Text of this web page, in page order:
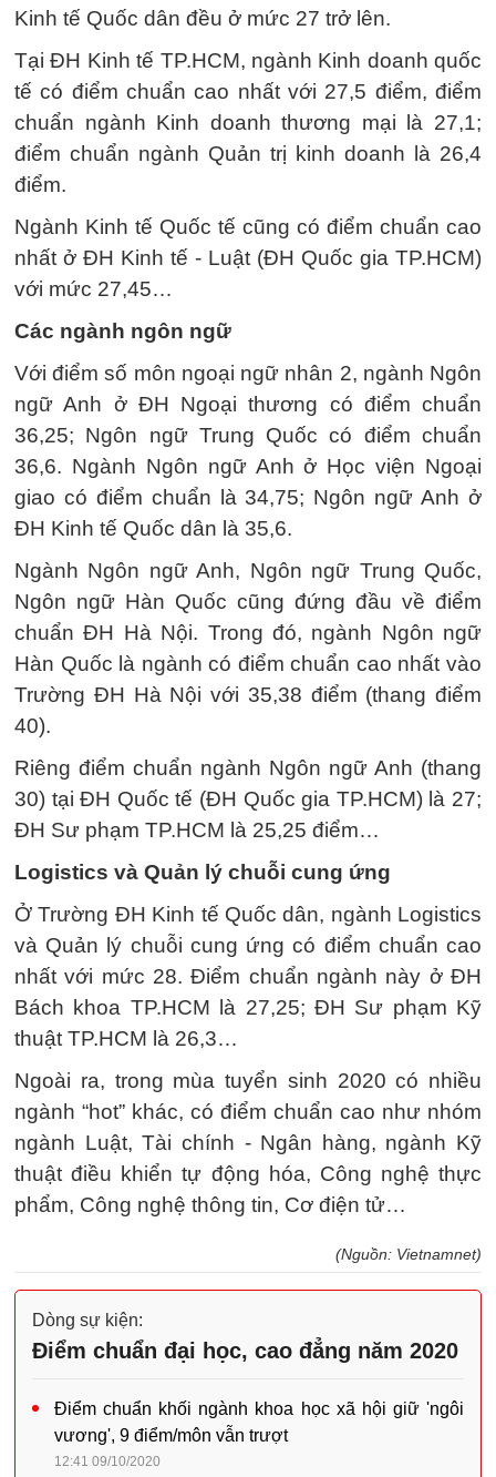
Kinh tế Quốc dân đều ở mức 27 trở lên.
Tại ĐH Kinh tế TP.HCM, ngành Kinh doanh quốc
tế có điểm chuẩn cao nhất với 27,5 điểm, điểm
chuẩn ngành Kinh doanh thương mại là 27,1;
điểm chuẩn ngành Quản trị kinh doanh là 26,4
điểm.
Ngành Kinh tế Quốc tế cũng có điểm chuẩn cao
nhất ở ĐH Kinh tế - Luật (ĐH Quốc gia TP.HCM)
với mức 27,45…
Các ngành ngôn ngữ
Với điểm số môn ngoại ngữ nhân 2, ngành Ngôn
ngữ Anh ở ĐH Ngoại thương có điểm chuẩn
36,25; Ngôn ngữ Trung Quốc có điểm chuẩn
36,6. Ngành Ngôn ngữ Anh ở Học viện Ngoại
giao có điểm chuẩn là 34,75; Ngôn ngữ Anh ở
ĐH Kinh tế Quốc dân là 35,6.
Ngành Ngôn ngữ Anh, Ngôn ngữ Trung Quốc,
Ngôn ngữ Hàn Quốc cũng đứng đầu về điểm
chuẩn ĐH Hà Nội. Trong đó, ngành Ngôn ngữ
Hàn Quốc là ngành có điểm chuẩn cao nhất vào
Trường ĐH Hà Nội với 35,38 điểm (thang điểm
40).
Riêng điểm chuẩn ngành Ngôn ngữ Anh (thang
30) tại ĐH Quốc tế (ĐH Quốc gia TP.HCM) là 27;
ĐH Sư phạm TP.HCM là 25,25 điểm…
Logistics và Quản lý chuỗi cung ứng
Ở Trường ĐH Kinh tế Quốc dân, ngành Logistics
và Quản lý chuỗi cung ứng có điểm chuẩn cao
nhất với mức 28. Điểm chuẩn ngành này ở ĐH
Bách khoa TP.HCM là 27,25; ĐH Sư phạm Kỹ
thuật TP.HCM là 26,3…
Ngoài ra, trong mùa tuyển sinh 2020 có nhiều
ngành “hot” khác, có điểm chuẩn cao như nhóm
ngành Luật, Tài chính - Ngân hàng, ngành Kỹ
thuật điều khiển tự động hóa, Công nghệ thực
phẩm, Công nghệ thông tin, Cơ điện tử…
(Nguồn: Vietnamnet)
Dòng sự kiện:
Điểm chuẩn đại học, cao đẳng năm 2020
Điểm chuẩn khối ngành khoa học xã hội giữ 'ngôi
vương', 9 điểm/môn vẫn trượt
12:41 09/10/2020